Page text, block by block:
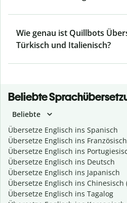
Wie genau ist Quillbots
Türkisch und Italienisch?
Beliebte
Beliebte
Übersetze Englisch ins Spanisch
Übersetze Englisch ins Französisch
Übersetze Englisch ins
Übersetze Englisch ins Deutsch
Übersetze Englisch ins Japanisch
Übersetze Englisch ins Chinesisch
Übersetze Englisch ins Tagalog